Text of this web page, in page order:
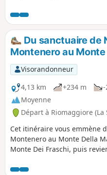
balisés passant au milieu des
bosquets.
Du sanctuaire de
Montenero au
Visorandonneur
4,13 km
+234 m -
Moyenne
Départ à Riomaggiore (La
Cet itinéraire vous emmène
Montenero au Monte Della
Monte Dei Fraschi, puis
déjeuner bien méritée.